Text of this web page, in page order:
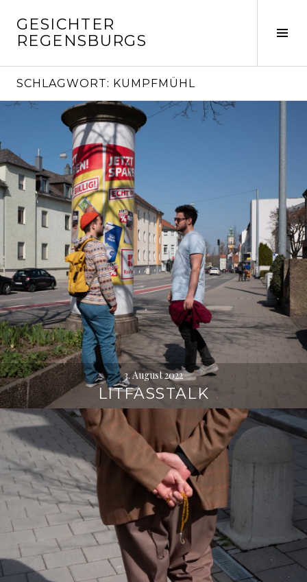
zum
Inhalt
GESICHTER
REGENSBURGS
SCHLAGWORT: KUMPFMÜHL
3. August 2022
LITFASSTALK